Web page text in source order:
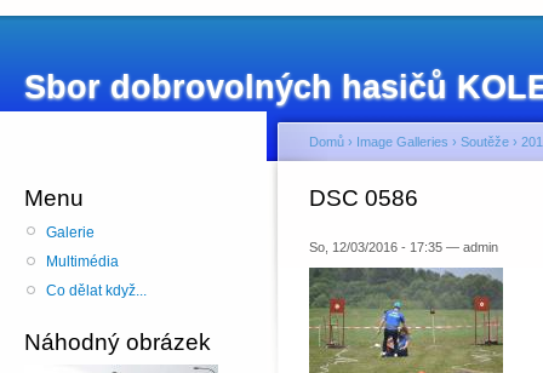
Sbor dobrovolných hasičů
Menu
Galerie
Multimédia
Co dělat když...
Náhodný obrázek
Domů › Image Galleries › Soutěže ›
DSC 0586
So, 12/03/2016 - 17:35 — admin